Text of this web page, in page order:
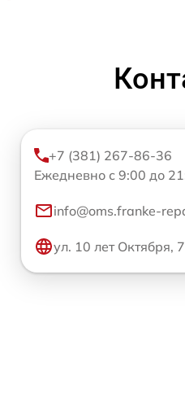
+7 (381) 267-86-36
Ежедневно с 9:00 до
info@oms.franke-
ул. 10 лет Октября,